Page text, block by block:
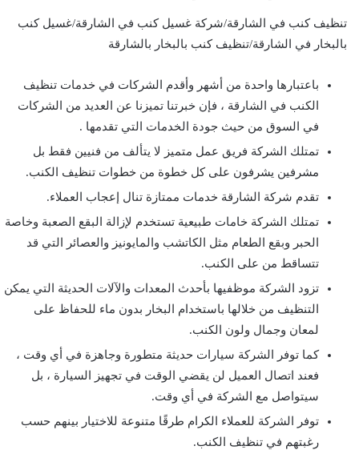
تنظيف كنب في الشارقة/شركة غسيل كنب في الشارقة/غسيل كنب
بالبخار في الشارقة/تنظيف كنب بالبخار بالشارقة
باعتبارها واحدة من أشهر وأقدم الشركات في خدمات تنظيف
الكنب في الشارقة ، فإن خبرتنا تميزنا عن العديد من الشركات
في السوق من حيث جودة الخدمات التي تقدمها .
تمتلك الشركة فريق عمل متميز لا يتألف من فنيين فقط بل
مشرفين يشرفون على كل خطوة من خطوات تنظيف الكنب.
تقدم شركة الشارقة خدمات ممتازة تنال إعجاب العملاء.
تمتلك الشركة خامات طبيعية تستخدم لإزالة البقع الصعبة وخاصة
الحبر وبقع الطعام مثل الكاتشب والمايونيز والعصائر التي قد
تتساقط من على الكنب.
تزود الشركة موظفيها بأحدث المعدات والآلات الحديثة التي يمكن
التنظيف من خلالها باستخدام البخار بدون ماء للحفاظ على
لمعان وجمال ولون الكنب.
كما توفر الشركة سيارات حديثة متطورة وجاهزة في أي وقت ،
فعند اتصال العميل لن يقضي الوقت في تجهيز السيارة ، بل
سيتواصل مع الشركة في أي وقت.
توفر الشركة للعملاء الكرام طرقًا متنوعة للاختيار بينهم حسب
رغبتهم في تنظيف الكنب.